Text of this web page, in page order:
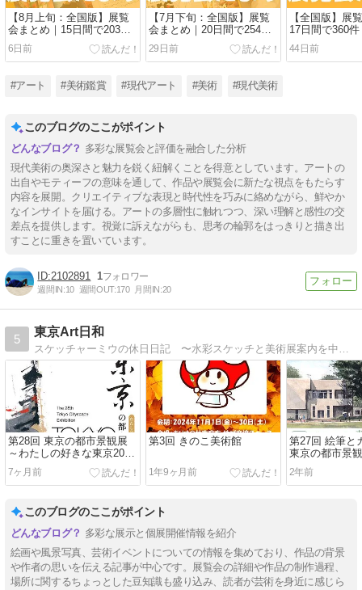
【8月上旬：全国版】展覧
会まとめ｜15日間で203件
（2026年8月1日〜8月15
日）
6日前
【7月下旬：全国版】展覧
会まとめ｜20日間で254件
（2026年7月12日〜7月31
日）
29日前
【全国版】展
17日間で360
25日〜7月11日
44日前
#アート #美術鑑賞 #現代アート #美術 #現代美術
このブログのここがポイント
多彩な展覧会と評価を融合した分析
現代美術の奥深さと魅力を鋭く紐解くことを得意としています。アートの
出自やモティーフの意味を通して、作品や展覧会に新たな視点をもたらす
内容を展開。クリエイティブな表現と時代性を巧みに絡めながら、鮮やか
なインサイトを届ける。アートの多層性に触れつつ、深い理解と感性の交
差点を提供します。視覚に訴えながらも、思考の輪郭をはっきりと描き出
すことに重きを置いています。
2102891 1
週間IN:10 週間OUT:170 月間IN:20
5
東京Art日和
第28回 東京の都市景観展
～わたしの好きな東京2026
7ヶ月前
第3回 きのこ美術館
1年9ヶ月前
第27回 絵筆と
東京の都市景
2年前
このブログのここがポイント
多彩な展示と個展開催情報を紹介
絵画や風景写真、芸術イベントについての情報を集めており、作品の背景
や作者の思いを伝える記事が中心です。展覧会の詳細や作品の制作過程、
場所に関するちょっとした豆知識も盛り込み、読者が芸術を身近に感じら